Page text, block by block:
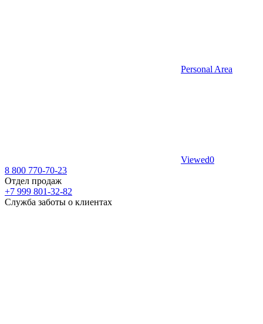
Personal Area
Viewed0
8 800 770-70-23
Отдел продаж
+7 999 801-32-82
Служба заботы о клиентах